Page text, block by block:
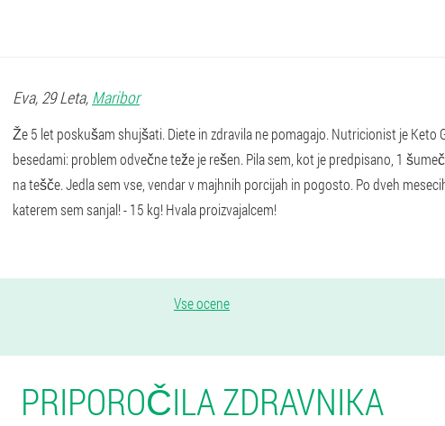
Eva, 29 Leta, Maribor
Že 5 let poskušam shujšati. Diete in zdravila ne pomagajo. Nutricionist je Keto
besedami: problem odvečne teže je rešen. Pila sem, kot je predpisano, 1
na tešče. Jedla sem vse, vendar v majhnih porcijah in pogosto. Po dveh
katerem sem sanjal! - 15 kg! Hvala proizvajalcem!
Vse ocene
PRIPOROČILA ZDRAVNIKA